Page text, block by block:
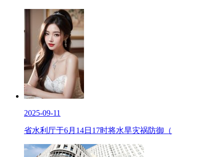
2025-09-11
省水利厅于6月14日17时将水旱灾祸防御（